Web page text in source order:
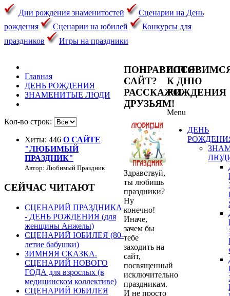
Дни рождения знаменитостей
Сценарии на День
рождения
Сценарии на юбилей
Конкурсы для
праздников
Игры на праздники
Главная
ДЕНЬ РОЖДЕНИЯ
ЗНАМЕНИТЫЕ ЛЮДИ
Кол-во строк:
Хиты: 446 О САЙТЕ
"ЛЮБИМЫЙ
ПРАЗДНИК"
Автор: Любимый Праздник
СЕЙЧАС ЧИТАЮТ
СЦЕНАРИЙ ПРАЗДНИКА
- ДЕНЬ РОЖДЕНИЯ (для
женщины Анжелы)
СЦЕНАРИЙ ЮБИЛЕЯ (80-
летие бабушки)
ЗИМНЯЯ СКАЗКА.
СЦЕНАРИЙ НОВОГО
ГОДА для взрослых (в
медицинском коллективе)
СЦЕНАРИЙ ЮБИЛЕЯ
ПОНРАВИЛСЯ
САЙТ?
РАССКАЖИ
ДРУЗЬЯМ!
Здравствуй,
ты любишь
праздники?
Ну
конечно!
Иначе,
зачем бы
тебе
заходить на
сайт,
посвященный
исключительно
праздникам.
И не просто
К ДНЮ
РОЖДЕНИЯ
Menu
ДЕНЬ